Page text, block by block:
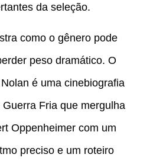
da seleção.
como o gênero pode
peso dramático. O
é uma cinebiografia
Fria que mergulha
Oppenheimer com um
preciso e um roteiro